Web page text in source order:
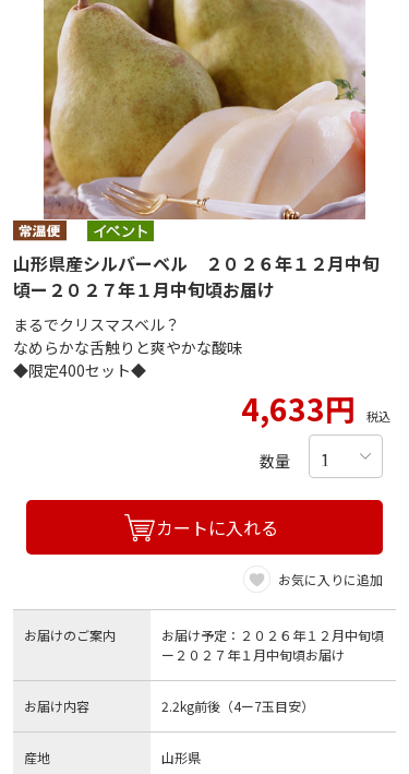
山形県産シルバーベル ２０２６年１２月中旬
頃ー２０２７年１月中旬頃お届け
まるでクリスマスベル？
なめらかな舌触りと爽やかな酸味
◆限定400セット◆
4,633円 税込
数量
カートに入れる
お気に入りに追加
お届けのご案内
お届け予定：２０２６年１２月中旬頃
ー２０２７年１月中旬頃お届け
お届け内容 2.2kg前後（4ー7玉目安）
産地 山形県